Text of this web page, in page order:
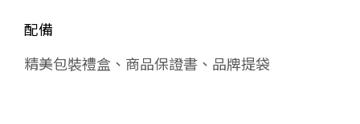
配備
精美包裝禮盒、商品保證書、品牌提袋